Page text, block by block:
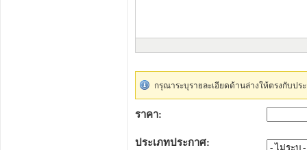
กรุณาระบุรายละเอียดด้านล่างให้ตรงกับป
ราคา:
ประเภทประกาศ: